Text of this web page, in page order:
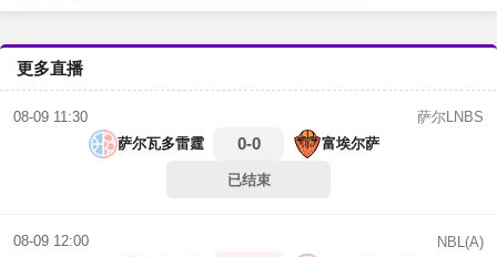
更多直播
08-09 11:30
萨尔LNBS
萨尔瓦多雷霆
0-0 富埃尔萨
已结束
08-09 12:00
NBL(A)